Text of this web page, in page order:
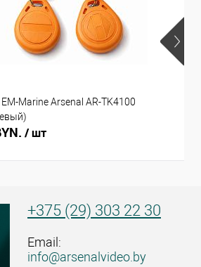
Marine Arsenal AR-TK4100
/ шт
+375 (29) 303 22 30
Email:
info@arsenalvideo.by